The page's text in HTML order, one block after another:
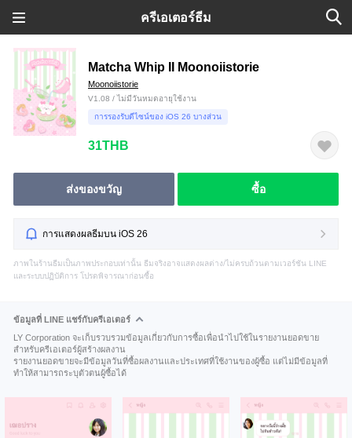
ครีเอเตอร์ธีม
Matcha Whip II Moonoiistorie
Moonoiistorie
V1.08 / ไม่มีวันหมดอายุใช้งาน
การรองรับดีไซน์ของ iOS 26 บางส่วน
31THB
ส่งของขวัญ ซื้อ
การแสดงผลธีมบน iOS 26
ภาพในร้านธีมเป็นภาพประกอบเท่านั้น ธีมจริงอาจแสดงผลต่าง/ไม่ครบถ้วนตามเวอร์ชัน LINE
และระบบปฏิบัติการ โปรดพิจารณาก่อนซื้อ
ข้อมูลที่ LINE แชร์กับครีเอเตอร์
LY Corporation จะเก็บรวบรวมข้อมูลเกี่ยวกับการซื้อเพื่อนำไปใช้ในรายงานยอดขาย
สำหรับครีเอเตอร์ผู้สร้างผลงาน
รายงานยอดขายจะมีข้อมูลวันที่ซื้อผลงานและประเทศที่ใช้งานของผู้ซื้อ แต่ไม่มีข้อมูลที่
ทำให้สามารถระบุตัวตนผู้ซื้อได้